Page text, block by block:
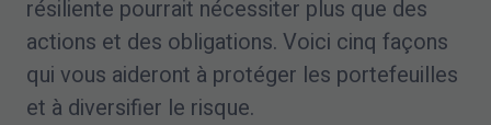
résiliente pourrait nécessiter plus que des
actions et des obligations. Voici cinq façons
qui vous aideront à protéger les portefeuilles
et à diversifier le risque.